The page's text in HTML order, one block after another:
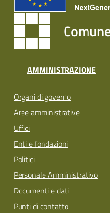
AMMINISTRAZIONE
Organi di governo
Aree amministrative
Uffici
Enti e fondazioni
Politici
Personale Amministrativo
Documenti e dati
Punti di contatto